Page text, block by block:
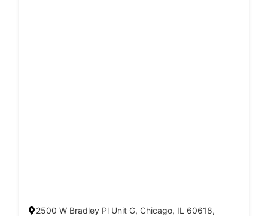
2500 W Bradley Pl Unit G, Chicago, IL 60618,